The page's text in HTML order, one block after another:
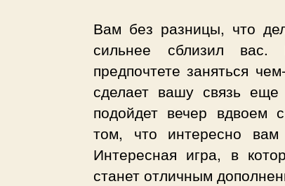
Вам без разницы, что
сильнее сблизил
предпочтете заняться
сделает вашу связь
подойдет вечер вдвоем
том, что интересно
Интересная игра, в
станет отличным